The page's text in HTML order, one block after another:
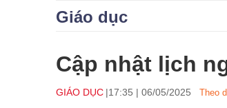
Giáo dục
Cập nhật lịch
GIÁO DỤC 17:35 | 06/05/2025 Theo